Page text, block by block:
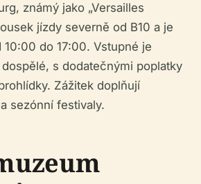
známý jako „Versailles
jízdy severně od B10 a je
do 17:00. Vstupné je
s dodatečnými poplatky
Zážitek doplňují
sezónní festivaly.